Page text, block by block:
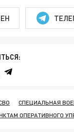
СПЕЦИАЛЬНАЯ
ОПЕРАТИВНОГО